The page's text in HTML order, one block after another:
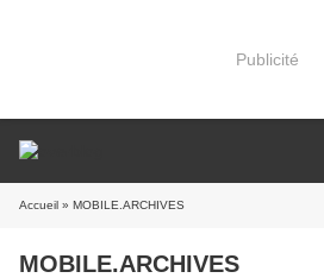
Publicité
Accueil » MOBILE.ARCHIVES
MOBILE.ARCHIVES